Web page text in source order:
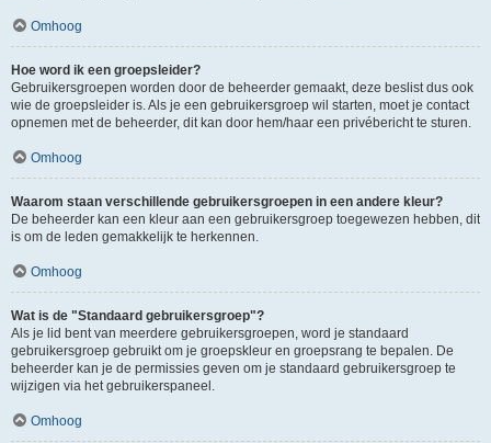
Omhoog
Hoe word ik een groepsleider?
Gebruikersgroepen worden door de beheerder gemaakt, deze beslist dus ook
wie de groepsleider is. Als je een gebruikersgroep wil starten, moet je contact
opnemen met de beheerder, dit kan door hem/haar een privébericht te sturen.
Omhoog
Waarom staan verschillende gebruikersgroepen in een andere kleur?
De beheerder kan een kleur aan een gebruikersgroep toegewezen hebben, dit
is om de leden gemakkelijk te herkennen.
Omhoog
Wat is de "Standaard gebruikersgroep"?
Als je lid bent van meerdere gebruikersgroepen, word je standaard
gebruikersgroep gebruikt om je groepskleur en groepsrang te bepalen. De
beheerder kan je de permissies geven om je standaard gebruikersgroep te
wijzigen via het gebruikerspaneel.
Omhoog